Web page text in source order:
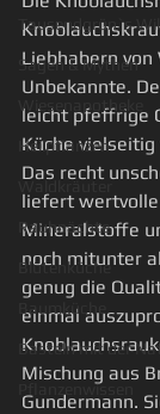
Tausendgrün`s
Sagen & Mythen
Wiesenapotheke
Heilpflanzen
Waldkräuter
Rauhnächte
Blütenküche
Baumküche
Basteln mit der
Pflanzenwissen
Liebhabern
Unbekannte.
leicht pfeffrige
Küche
Das recht
liefert
Mineralstoffe
noch mitunter
genug die
einmal
Mischung aus
Gundermann.